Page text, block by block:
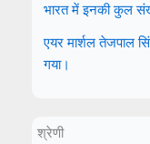
भारत में इनकी कुल
एयर मार्शल तेजपाल
गया।
श्रेणी